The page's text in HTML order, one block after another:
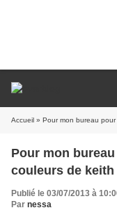
Accueil » Pour mon bureau pour
Pour mon
couleurs de
Publié le 03/07/2013 à
Par nessa